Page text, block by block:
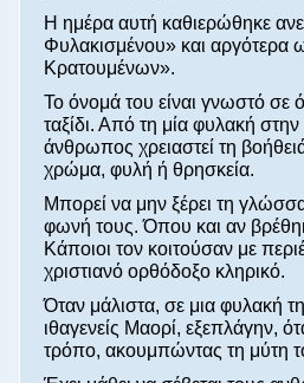
Η ημέρα αυτή καθιερώθηκε
Φυλακισμένου» και
Κρατουμένων».
Το όνομά του είναι γνωστό σε
ταξίδι. Από τη μία φυλακή
άνθρωπος χρειαστεί τη
χρώμα, φυλή ή θρησκεία.
Μπορεί να μην ξέρει τη
φωνή τους. Όπου και αν
Κάποιοι τον κοιτούσαν με
χριστιανό ορθόδοξο κληρικό.
Όταν μάλιστα, σε μια φυλακή
ιθαγενείς Μαορί, εξεπλάγην,
τρόπο, ακουμπώντας τη μύτη